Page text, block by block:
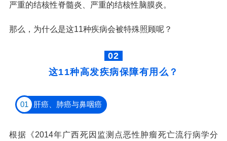
严重的结核性脊髓炎、严重的结核性脑膜炎。
那么，为什么是这11种疾病会被特殊照顾呢？
02
这11种高发疾病保障有用么？
01 肝癌、肺癌与鼻咽癌
根据《2014年广西死因监测点恶性肿瘤死亡流行病学分